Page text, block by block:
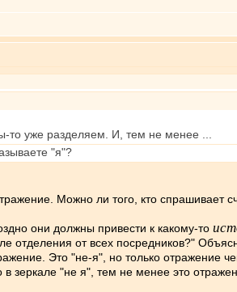
то уже разделяем. И, тем не менее ...
"я"?
Можно ли того, кто спрашивает
они должны привести к какому-то
отделения от всех посредников?"
Это "не-я", но только отражение
зеркале "не я", тем не менее это